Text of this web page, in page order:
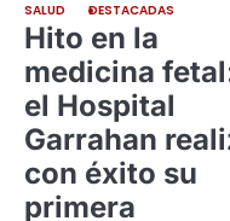
SALUD DESTACADAS
Hito en la
medicina
el Hospital
Garrahan
con éxito su
primera